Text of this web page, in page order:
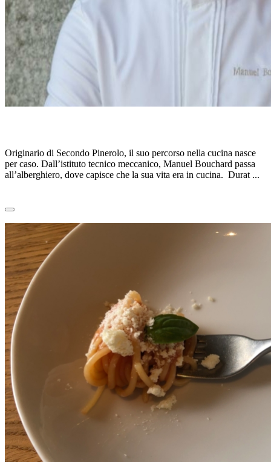
Originario di Secondo Pinerolo, il suo percorso nella cucina nasce
per caso. Dall’istituto tecnico meccanico, Manuel Bouchard passa
all’alberghiero, dove capisce che la sua vita era in cucina. Durat ...